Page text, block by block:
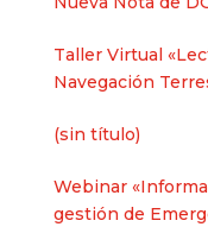
Taller Virtual
Navegación
(sin título)Entrada
Webinar
gestión de